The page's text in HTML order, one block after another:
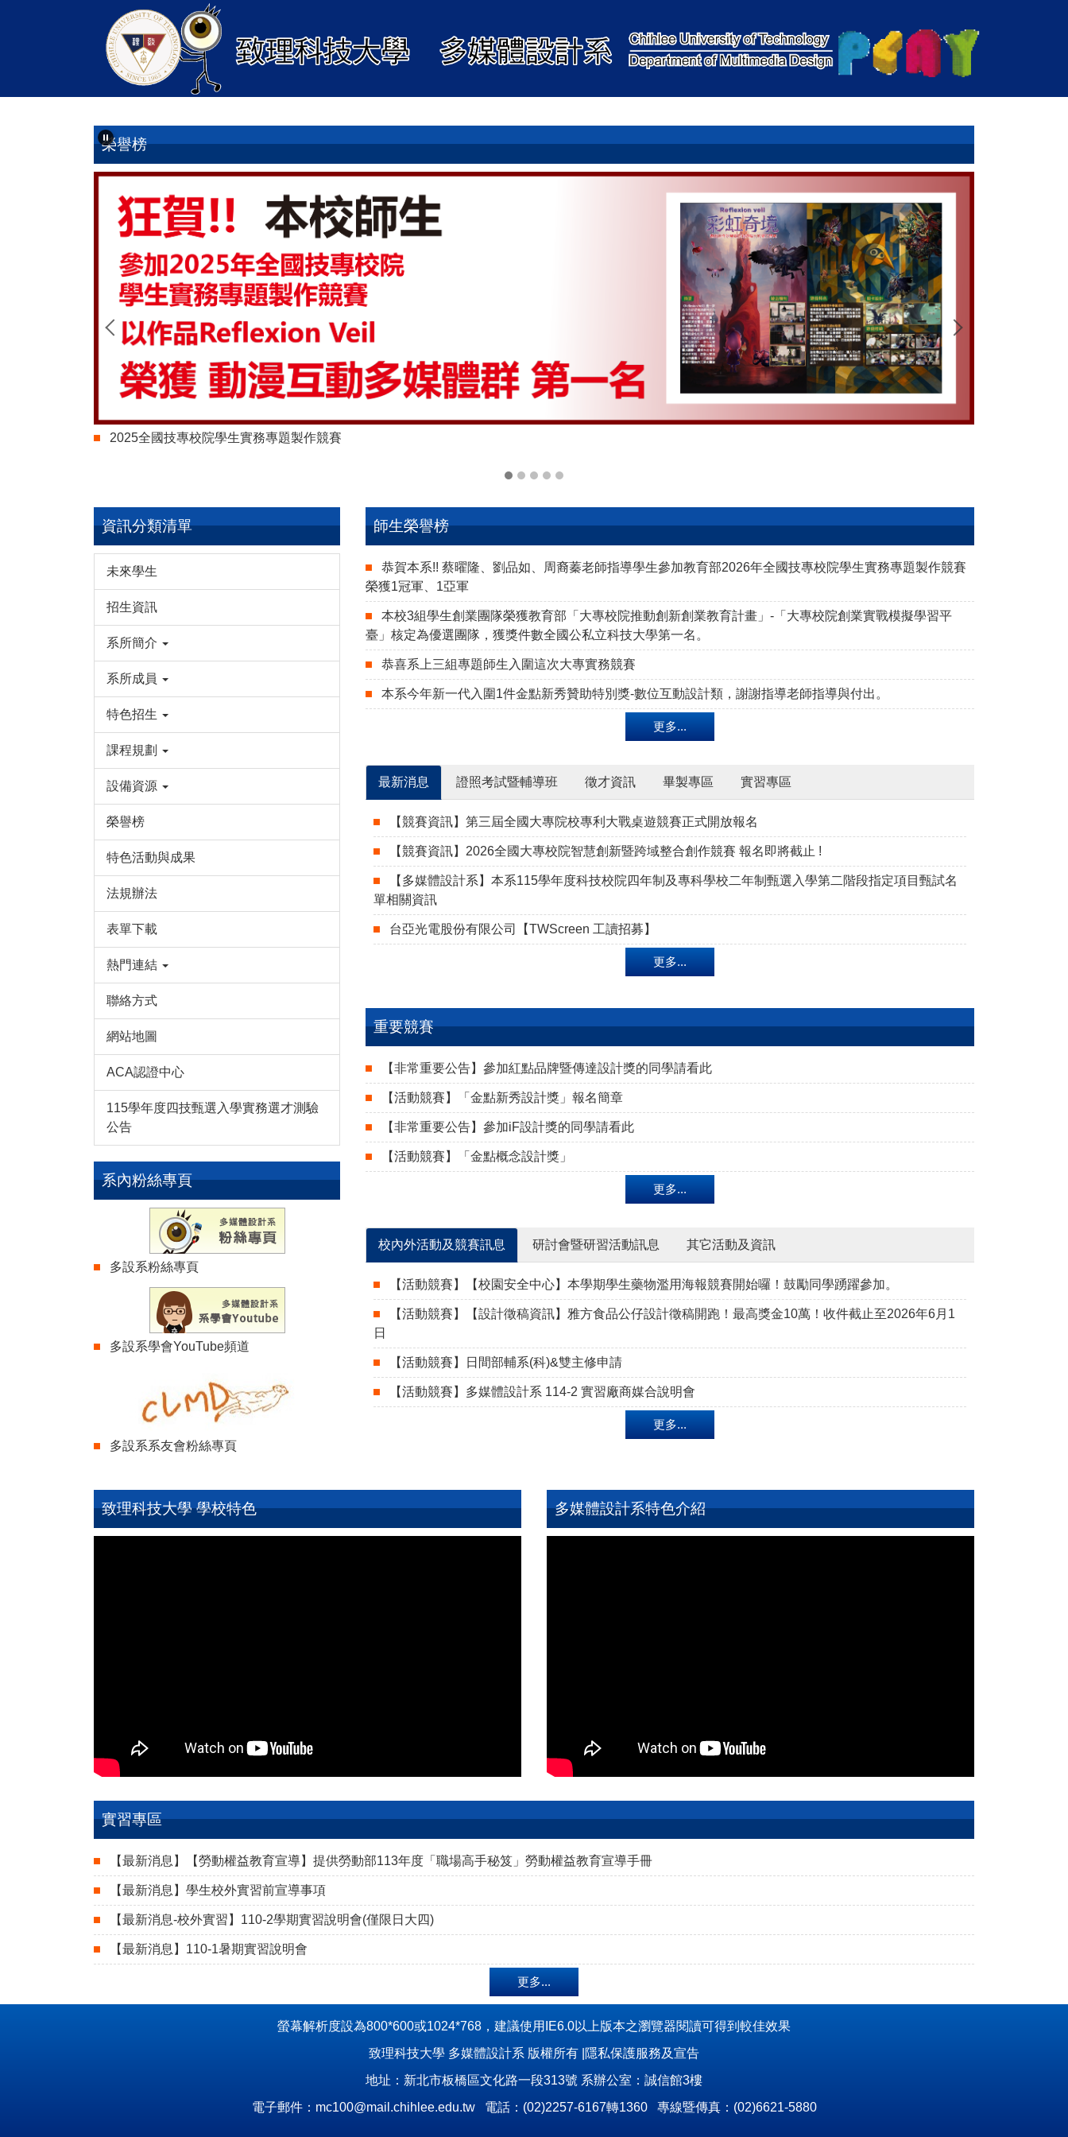
榮譽榜
2025全國技專校院學生實務專題製作競賽
資訊分類清單
未來學生
招生資訊
系所簡介
系所成員
特色招生
課程規劃
設備資源
榮譽榜
特色活動與成果
法規辦法
表單下載
熱門連結
聯絡方式
網站地圖
ACA認證中心
115學年度四技甄選入學實務選才測驗
公告
系內粉絲專頁
多設系粉絲專頁
多設系學會YouTube頻道
多設系系友會粉絲專頁
師生榮譽榜
恭賀本系!! 蔡曜隆、劉品如、周裔蓁老師指導學生參加教育部2026年全國技專校院學生實務專題製作競賽
榮獲1冠軍、1亞軍
本校3組學生創業團隊榮獲教育部「大專校院推動創新創業教育計畫」-「大專校院創業實戰模擬學習平
臺」核定為優選團隊，獲獎件數全國公私立科技大學第一名。
恭喜系上三組專題師生入圍這次大專實務競賽
本系今年新一代入圍1件金點新秀贊助特別獎-數位互動設計類，謝謝指導老師指導與付出。
更多...
最新消息 證照考試暨輔導班 徵才資訊 畢製專區 實習專區
【競賽資訊】第三屆全國大專院校專利大戰桌遊競賽正式開放報名
【競賽資訊】2026全國大專校院智慧創新暨跨域整合創作競賽 報名即將截止 !
【多媒體設計系】本系115學年度科技校院四年制及專科學校二年制甄選入學第二階段指定項目甄試名
單相關資訊
台亞光電股份有限公司【TWScreen 工讀招募】
更多...
重要競賽
【非常重要公告】參加紅點品牌暨傳達設計獎的同學請看此
【活動競賽】「金點新秀設計獎」報名簡章
【非常重要公告】參加iF設計獎的同學請看此
【活動競賽】「金點概念設計獎」
更多...
校內外活動及競賽訊息 研討會暨研習活動訊息 其它活動及資訊
【活動競賽】【校園安全中心】本學期學生藥物濫用海報競賽開始囉！鼓勵同學踴躍參加。
【活動競賽】【設計徵稿資訊】雅方食品公仔設計徵稿開跑！最高獎金10萬！收件截止至2026年6月1
日
【活動競賽】日間部輔系(科)&雙主修申請
【活動競賽】多媒體設計系 114-2 實習廠商媒合說明會
更多...
致理科技大學 學校特色 多媒體設計系特色介紹
實習專區
【最新消息】【勞動權益教育宣導】提供勞動部113年度「職場高手秘笈」勞動權益教育宣導手冊
【最新消息】學生校外實習前宣導事項
【最新消息-校外實習】110-2學期實習說明會(僅限日大四)
【最新消息】110-1暑期實習說明會
更多...
螢幕解析度設為800*600或1024*768，建議使用IE6.0以上版本之瀏覽器閱讀可得到較佳效果
致理科技大學 多媒體設計系 版權所有 |隱私保護服務及宣告
地址：新北市板橋區文化路一段313號 系辦公室：誠信館3樓
電子郵件：mc100@mail.chihlee.edu.tw 電話：(02)2257-6167轉1360 專線暨傳真：(02)6621-5880